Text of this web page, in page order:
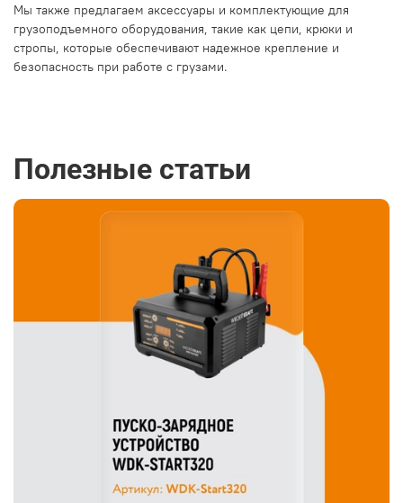
Мы также предлагаем аксессуары и комплектующие для
грузоподъемного оборудования, такие как цепи, крюки и
стропы, которые обеспечивают надежное крепление и
безопасность при работе с грузами.
Полезные статьи